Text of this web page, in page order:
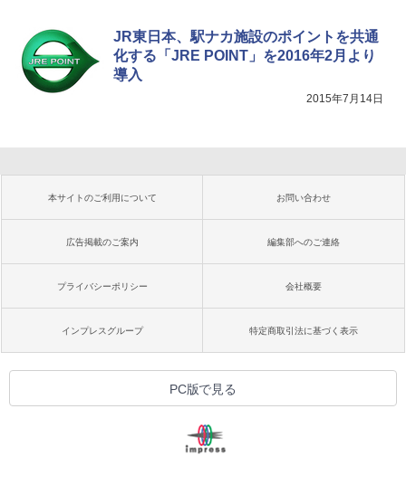
JR東日本、駅ナカ施設のポイントを共通
化する「JRE POINT」を2016年2月より
導入
2015年7月14日
本サイトのご利用について お問い合わせ
広告掲載のご案内 編集部へのご連絡
プライバシーポリシー 会社概要
インプレスグループ 特定商取引法に基づく表示
PC版で見る